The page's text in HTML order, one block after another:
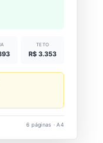
TETO
R$ 3.353
6 páginas · A4